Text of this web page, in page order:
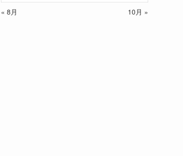
« 8月 10月 »